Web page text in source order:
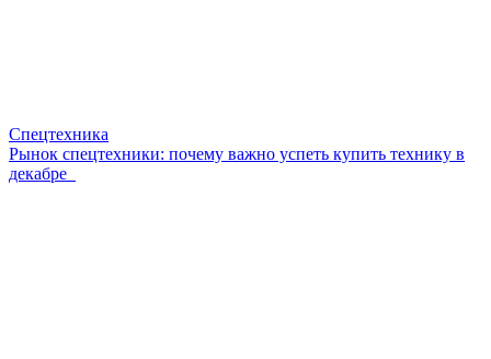
Спецтехника
Рынок спецтехники: почему важно успеть купить технику в
декабре